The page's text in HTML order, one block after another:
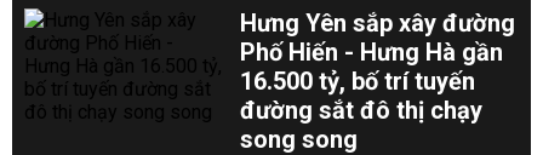
Hưng Yên sắp xây đường
Phố Hiến - Hưng Hà gần
16.500 tỷ, bố trí tuyến
đường sắt đô thị chạy
song song